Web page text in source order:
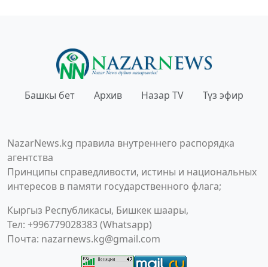
Башкы бет Архив Назар TV Түз эфир
NazarNews.kg правила внутреннего распорядка
агентства
Принципы справедливости, истины и национальных
интересов в памяти государственного флага;
Кыргыз Республикасы, Бишкек шаары,
Тел: +996779028383 (Whatsapp)
Почта: nazarnews.kg@gmail.com